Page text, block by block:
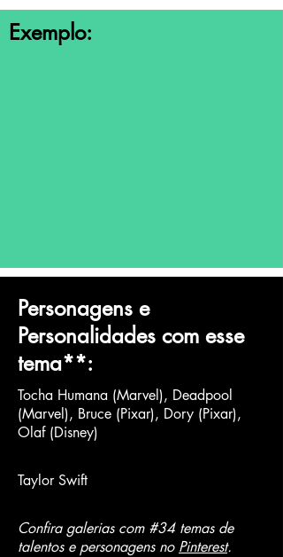
Exemplo:
Personagens e
Personalidades com esse
tema**:
Tocha Humana (Marvel), Deadpool
(Marvel), Bruce (Pixar), Dory (Pixar),
Olaf (Disney)
Taylor Swift
Confira galerias com #34 temas de
talentos e personagens no Pinterest.